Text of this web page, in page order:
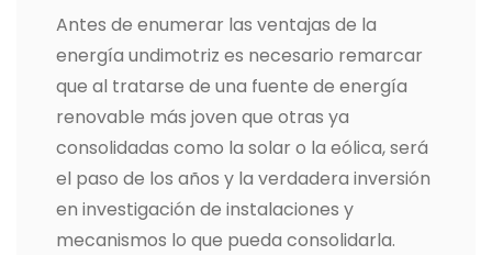
Antes de enumerar las ventajas de la
energía undimotriz es necesario remarcar
que al tratarse de una fuente de energía
renovable más joven que otras ya
consolidadas como la solar o la eólica, será
el paso de los años y la verdadera inversión
en investigación de instalaciones y
mecanismos lo que pueda consolidarla.